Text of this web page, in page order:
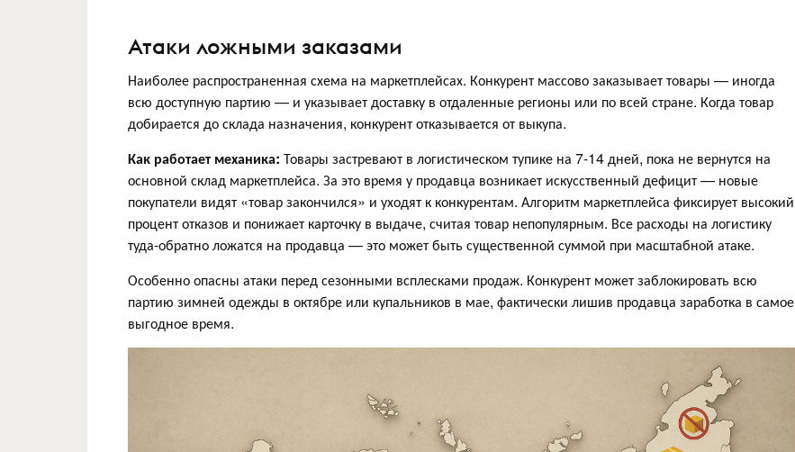
Атаки ложными заказами
Наиболее распространенная схема на маркетплейсах. Конкурент массово заказывает товары — иногда
всю доступную партию — и указывает доставку в отдаленные регионы или по всей стране. Когда товар
добирается до склада назначения, конкурент отказывается от выкупа.
Как работает механика: Товары застревают в логистическом тупике на 7-14 дней, пока не вернутся на
основной склад маркетплейса. За это время у продавца возникает искусственный дефицит — новые
покупатели видят «товар закончился» и уходят к конкурентам. Алгоритм маркетплейса фиксирует высокий
процент отказов и понижает карточку в выдаче, считая товар непопулярным. Все расходы на логистику
туда-обратно ложатся на продавца — это может быть существенной суммой при масштабной атаке.
Особенно опасны атаки перед сезонными всплесками продаж. Конкурент может заблокировать всю
партию зимней одежды в октябре или купальников в мае, фактически лишив продавца заработка в самое
выгодное время.